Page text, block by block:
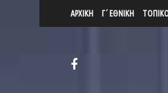
ΑΡΧΙΚΗ Γ΄ ΕΘΝΙΚΗ